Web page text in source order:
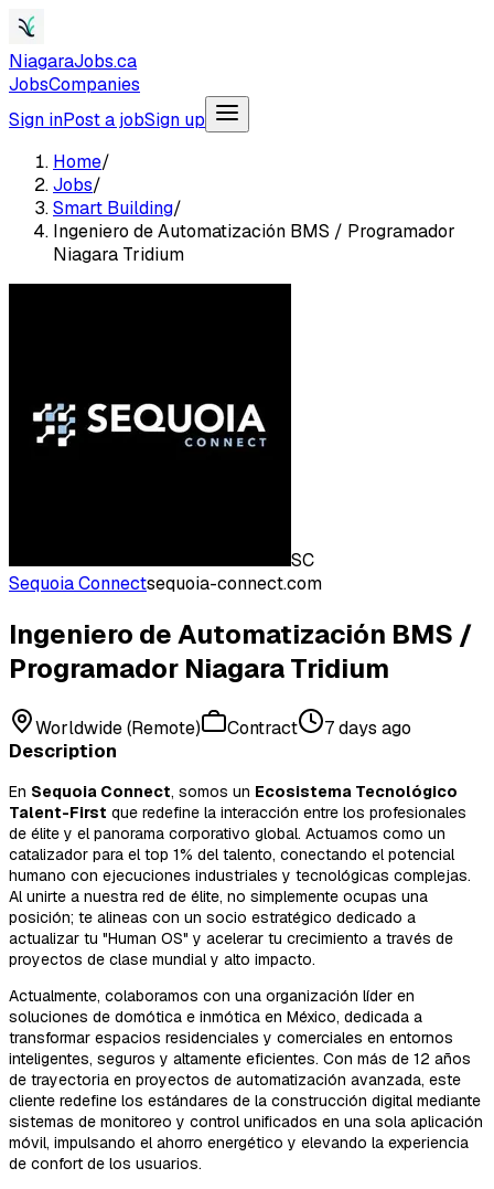
NiagaraJobs.ca
JobsCompanies
Sign inPost a jobSign up
Home/
Jobs/
Smart Building/
Ingeniero de Automatización BMS / Programador
Niagara Tridium
SC
Sequoia Connectsequoia-connect.com
Ingeniero de Automatización BMS /
Programador Niagara Tridium
Worldwide (Remote) Contract
7 days ago
Description
En Sequoia Connect, somos un Ecosistema Tecnológico
Talent-First que redefine la interacción entre los profesionales
de élite y el panorama corporativo global. Actuamos como un
catalizador para el top 1% del talento, conectando el potencial
humano con ejecuciones industriales y tecnológicas complejas.
Al unirte a nuestra red de élite, no simplemente ocupas una
posición; te alineas con un socio estratégico dedicado a
actualizar tu "Human OS" y acelerar tu crecimiento a través de
proyectos de clase mundial y alto impacto.
Actualmente, colaboramos con una organización líder en
soluciones de domótica e inmótica en México, dedicada a
transformar espacios residenciales y comerciales en entornos
inteligentes, seguros y altamente eficientes. Con más de 12 años
de trayectoria en proyectos de automatización avanzada, este
cliente redefine los estándares de la construcción digital mediante
sistemas de monitoreo y control unificados en una sola aplicación
móvil, impulsando el ahorro energético y elevando la experiencia
de confort de los usuarios.